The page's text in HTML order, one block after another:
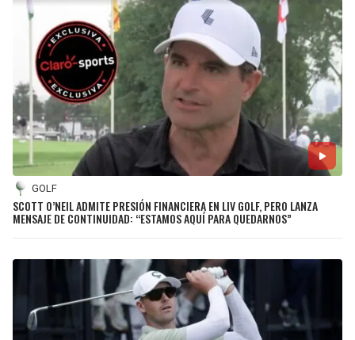
GOLF
SCOTT O’NEIL ADMITE PRESIÓN FINANCIERA EN LIV GOLF, PERO LANZA
MENSAJE DE CONTINUIDAD: “ESTAMOS AQUÍ PARA QUEDARNOS”